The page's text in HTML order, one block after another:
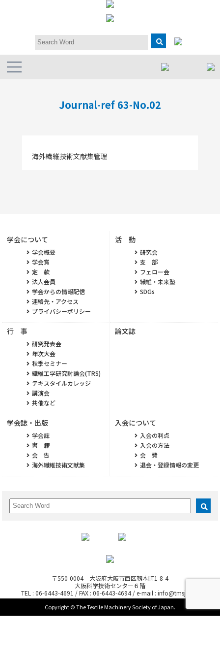
Journal-ref 63-No.02
海外繊維技術文献集管理
学会について
学会概要
学会賞
定 款
法人会員
学会からの情報配信
連絡先・アクセス
プライバシーポリシー
活 動
研究会
支 部
フェロー会
繊維・未来塾
SDGs
行 事
研究発表会
年次大会
秋季セミナー
繊維工学研究討論会(TRS)
テキスタイルカレッジ
講演会
共催など
論文誌
学会誌・出版
学会誌
書 籍
会 告
海外繊維技術文献集
入会について
入会の利点
入会の方法
会 費
退会・登録情報の変更
〒550-0004 大阪府大阪市西区靱本町1-8-4
大阪科学技術センター６階
TEL : 06-6443-4691 / FAX : 06-6443-4694 / e-mail : info@tmsj.or.jp
Copyright © The Textile Machinery Society of Japan.